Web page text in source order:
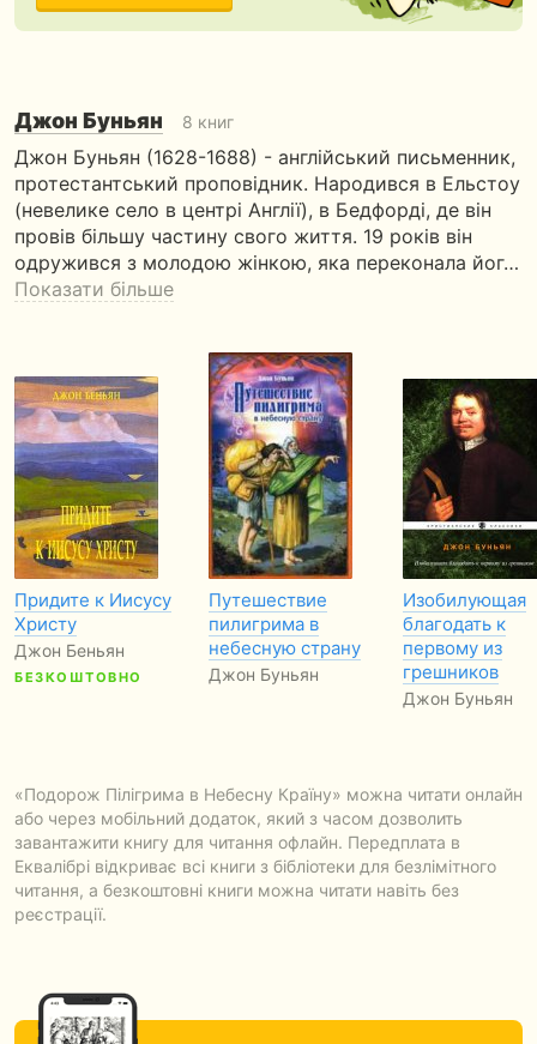
Джон Буньян 8 книг
Джон Буньян (1628-1688) - англійський письменник,
протестантський проповідник. Народився в Ельстоу
(невелике село в центрі Англії), в Бедфорді, де він
провів більшу частину свого життя. 19 років він
одружився з молодою жінкою, яка переконала йог…
Показати більше
Придите к Иисусу
Христу
Джон Беньян
БЕЗКОШТОВНО
Путешествие
пилигрима в
небесную страну
Джон Буньян
Изобилующая
благодать к
первому из
грешников
Джон Буньян
«Подорож Пілігрима в Небесну Країну» можна читати онлайн
або через мобільний додаток, який з часом дозволить
завантажити книгу для читання офлайн. Передплата в
Еквалібрі відкриває всі книги з бібліотеки для безлімітного
читання, а безкоштовні книги можна читати навіть без
реєстрації.